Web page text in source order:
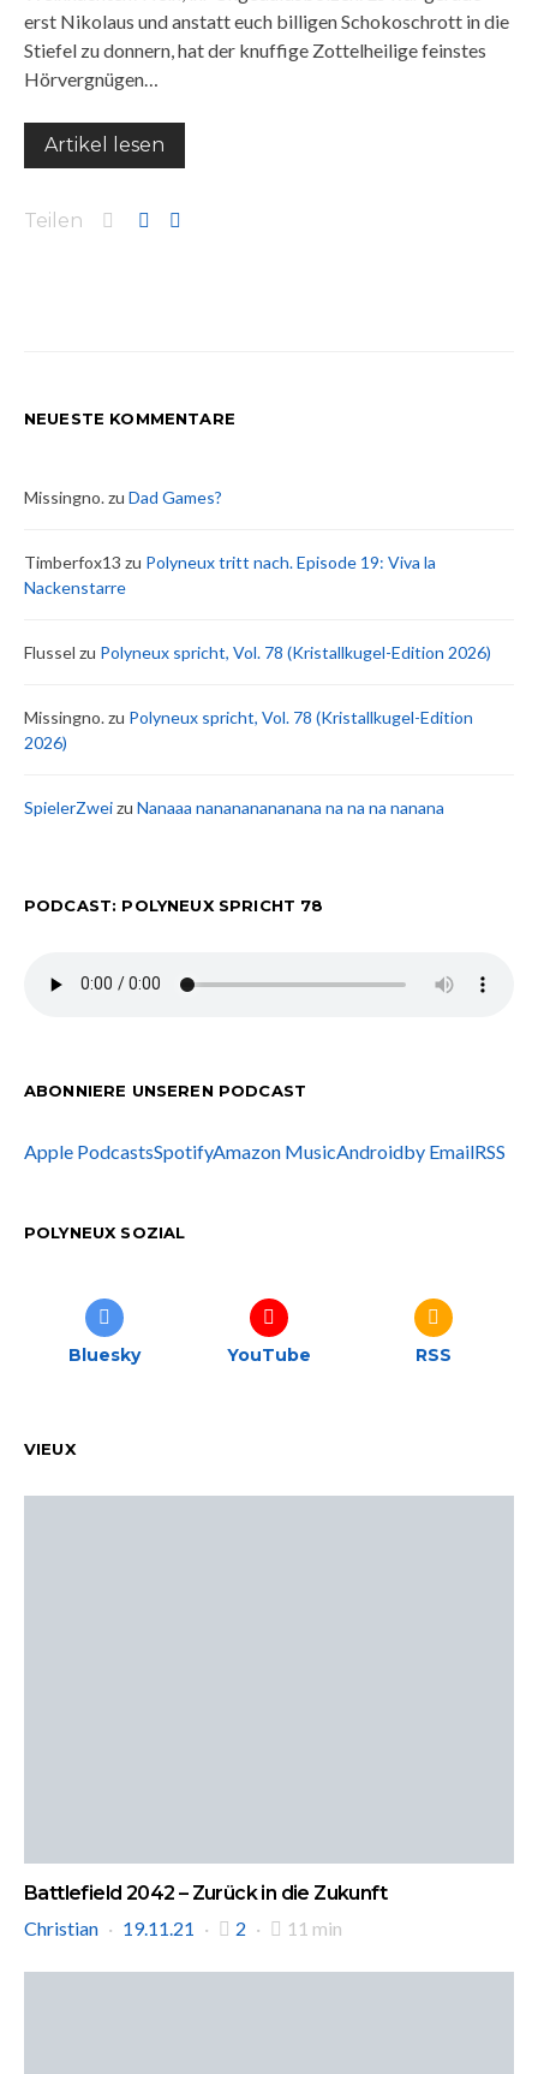
erst Nikolaus und anstatt euch billigen Schokoschrott in die
Stiefel zu donnern, hat der knuffige Zottelheilige feinstes
Hörvergnügen…
Artikel lesen
Teilen
NEUESTE KOMMENTARE
Missingno.zu Dad Games?
Timberfox13 zu Polyneux tritt nach. Episode 19: Viva la
Nackenstarre
Flussel zu Polyneux spricht, Vol. 78 (Kristallkugel-Edition 2026)
Missingno.zu Polyneux spricht, Vol. 78 (Kristallkugel-Edition
2026)
SpielerZweizu Nanaaa nanananananana na na na nanana
PODCAST: POLYNEUX SPRICHT 78
ABONNIERE UNSEREN PODCAST
Apple PodcastsSpotifyAmazon MusicAndroidby EmailRSS
POLYNEUX SOZIAL
Bluesky YouTube RSS
VIEUX
Battlefield 2042 – Zurück in die Zukunft
Christian
19.11.21 2 11 min